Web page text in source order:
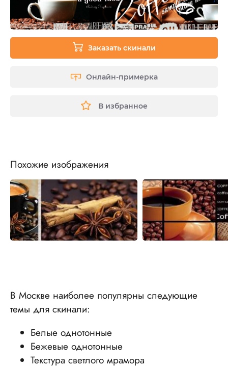
Заказать скинали
Онлайн-примерка
В избранное
Похожие изображения
В Москве наиболее популярны следующие
темы для скинали:
Белые однотонные
Бежевые однотонные
Текстура светлого мрамора